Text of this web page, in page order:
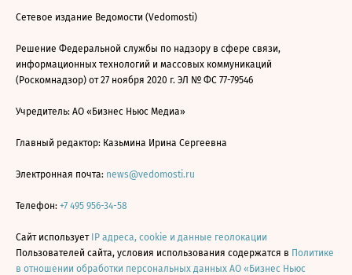
Сетевое издание Ведомости (Vedomosti)
Решение Федеральной службы по надзору в сфере связи,
информационных технологий и массовых коммуникаций
(Роскомнадзор) от 27 ноября 2020 г. ЭЛ № ФС 77-79546
Учредитель: АО «Бизнес Ньюс Медиа»
Главный редактор: Казьмина Ирина Сергеевна
Электронная почта: news@vedomosti.ru
Телефон: +7 495 956-34-58
Сайт использует IP адреса, cookie и данные геолокации
Пользователей сайта, условия использования содержатся в Политике
в отношении обработки персональных данных АО «Бизнес Ньюс